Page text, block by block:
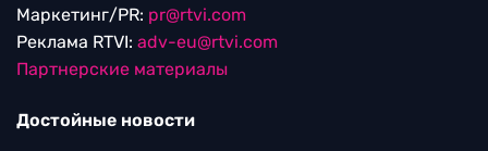
Маркетинг/PR: pr@rtvi.com
Реклама RTVI: adv-eu@rtvi.com
Партнерские материалы
Достойные новости